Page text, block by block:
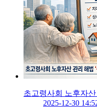
초고령사회 노후자
2025-12-30